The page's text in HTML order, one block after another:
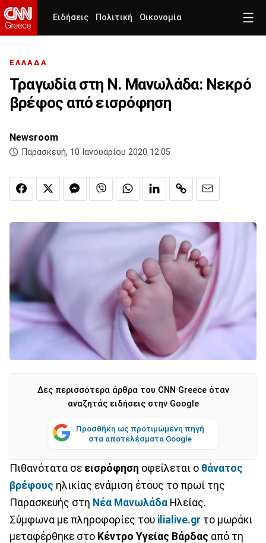
Ειδήσεις Πολιτική Οικονομία
ΕΛΛΑΔΑ
Τραγωδία στη Ν. Μανωλάδα: Νεκρό
βρέφος από εισρόφηση
Newsroom
Παρασκευή, 10 Ιανουαρίου 2020 12:05
Δες περισσότερα άρθρα του CNN Greece όταν
αναζητάς ειδήσεις στην Google
Προσθήκη ως προτιμώμενη πηγή
στα αποτελέσματα Google
Πιθανότατα σε εισρόφηση οφείλεται ο θάνατος
βρέφους ηλικίας ενάμιση έτους το πρωί της
Παρασκευής στη Νέα Μανωλάδα Ηλείας.
Σύμφωνα με πληροφορίες του ilialive.gr το μωράκι
μεταφέρθηκε στο Κέντρο Υγείας Βάρδας από τη